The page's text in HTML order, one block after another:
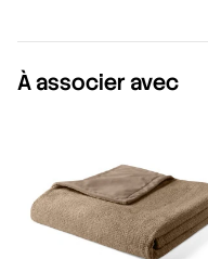
À associer avec